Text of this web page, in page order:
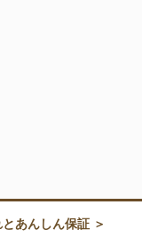
あんしん保証 ＞